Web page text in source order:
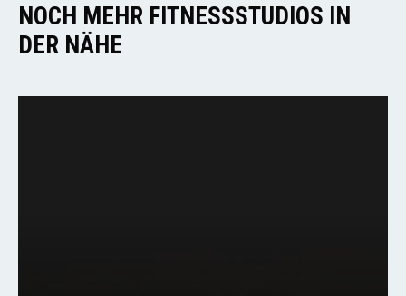
NOCH MEHR FITNESSSTUDIOS IN
DER NÄHE